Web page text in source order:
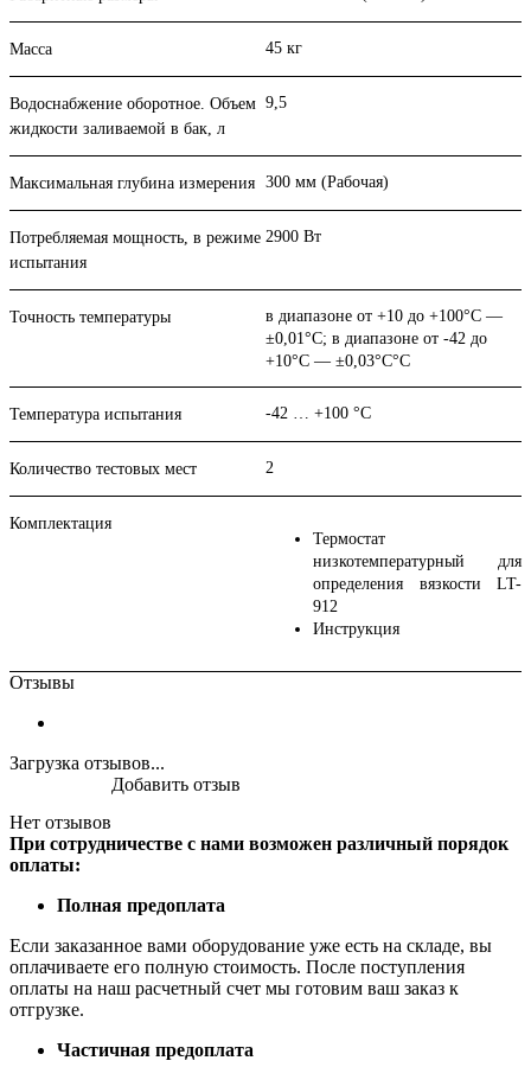
Масса 45 кг
Водоснабжение оборотное. Объем
жидкости заливаемой в бак, л
9,5
Максимальная глубина измерения 300 мм (Рабочая)
Потребляемая мощность, в режиме
испытания
2900 Вт
Точность температуры
в диапазоне от +10 до +100°С —
±0,01°С; в диапазоне от -42 до
+10°С — ±0,03°С°С
Температура испытания -42 … +100 °С
Количество тестовых мест 2
Комплектация
Термостат
низкотемпературный для
определения вязкости LT-
912
Инструкция
Отзывы
Загрузка отзывов...
Нет отзывов
Добавить отзыв
При сотрудничестве с нами возможен различный порядок
оплаты:
Полная предоплата
Если заказанное вами оборудование уже есть на складе, вы
оплачиваете его полную стоимость. После поступления
оплаты на наш расчетный счет мы готовим ваш заказ к
отгрузке.
Частичная предоплата